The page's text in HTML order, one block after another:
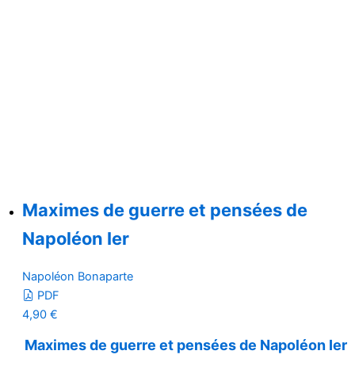
Maximes de guerre et pensées de
Napoléon Ier
Napoléon Bonaparte
PDF
4,90 €
Maximes de guerre et pensées de Napoléon Ier